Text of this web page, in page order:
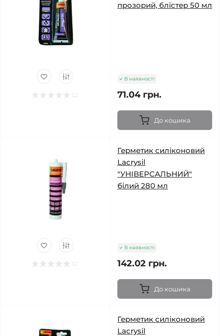
прозорий, блістер 50 мл
В наявності
71.04 грн.
До кошика
Герметик силіконовий
Lacrysil
"УНІВЕРСАЛЬНИЙ"
білий 280 мл
В наявності
142.02 грн.
До кошика
Герметик силіконовий
Lacrysil